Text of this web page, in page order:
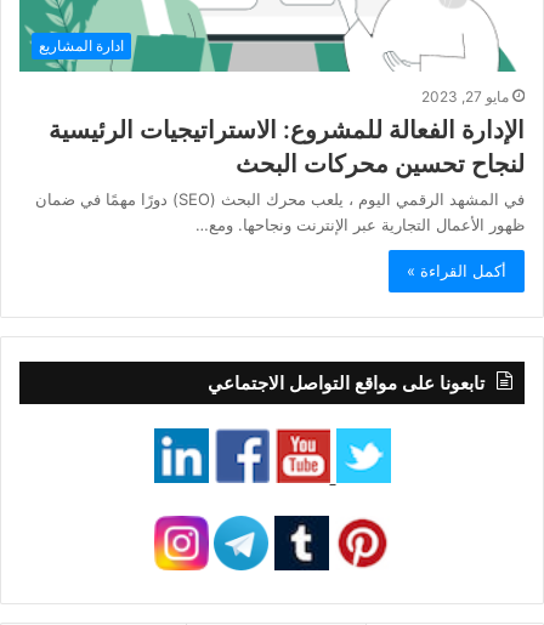
ادارة المشاريع
مايو 27, 2023
الإدارة الفعالة للمشروع: الاستراتيجيات الرئيسية
لنجاح تحسين محركات البحث
في المشهد الرقمي اليوم ، يلعب محرك البحث (SEO) دورًا مهمًا في ضمان
ظهور الأعمال التجارية عبر الإنترنت ونجاحها. ومع…
أكمل القراءة »
تابعونا على مواقع التواصل الاجتماعي